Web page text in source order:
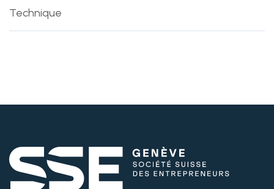
Technique